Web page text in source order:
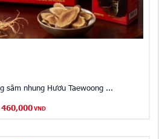
sâm nhung Hươu Taewoong ...
460,000 VND